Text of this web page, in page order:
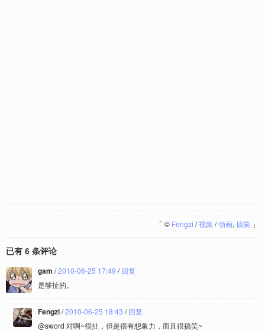
「 © Fengzi /视频/动画, 搞笑 」
已有 6 条评论
gam /2010-06-25 17:49 /回复
是够扯的。
Fengzi/2010-06-25 18:43 /回复
@sword 对啊~很扯，但是很有想象力，而且很搞笑~